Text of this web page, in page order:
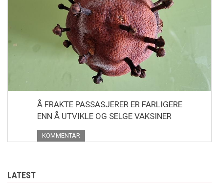
Å FRAKTE PASSASJERER ER FARLIGERE
ENN Å UTVIKLE OG SELGE VAKSINER
KOMMENTAR
LATEST